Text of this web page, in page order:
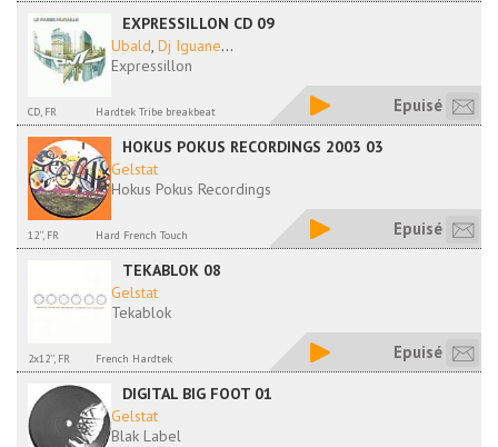
EXPRESSILLON CD 09
Ubald, Dj Iguane...
Expressillon
CD, FR Hardtek Tribe breakbeat Epuisé
HOKUS POKUS RECORDINGS 2003 03
Gelstat
Hokus Pokus Recordings
12'', FR Hard French Touch Epuisé
TEKABLOK 08
Gelstat
Tekablok
2x12'', FR French Hardtek Epuisé
DIGITAL BIG FOOT 01
Gelstat
Blak Label